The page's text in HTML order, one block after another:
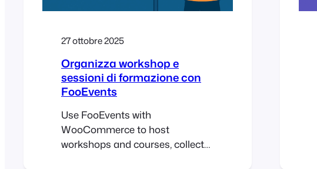
27 ottobre 2025
Organizza workshop e
sessioni di formazione con
FooEvents
Use FooEvents with
WooCommerce to host
workshops and courses, collect